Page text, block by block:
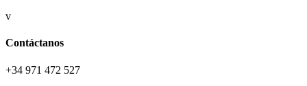
v
Contáctanos
+34 971 472 527